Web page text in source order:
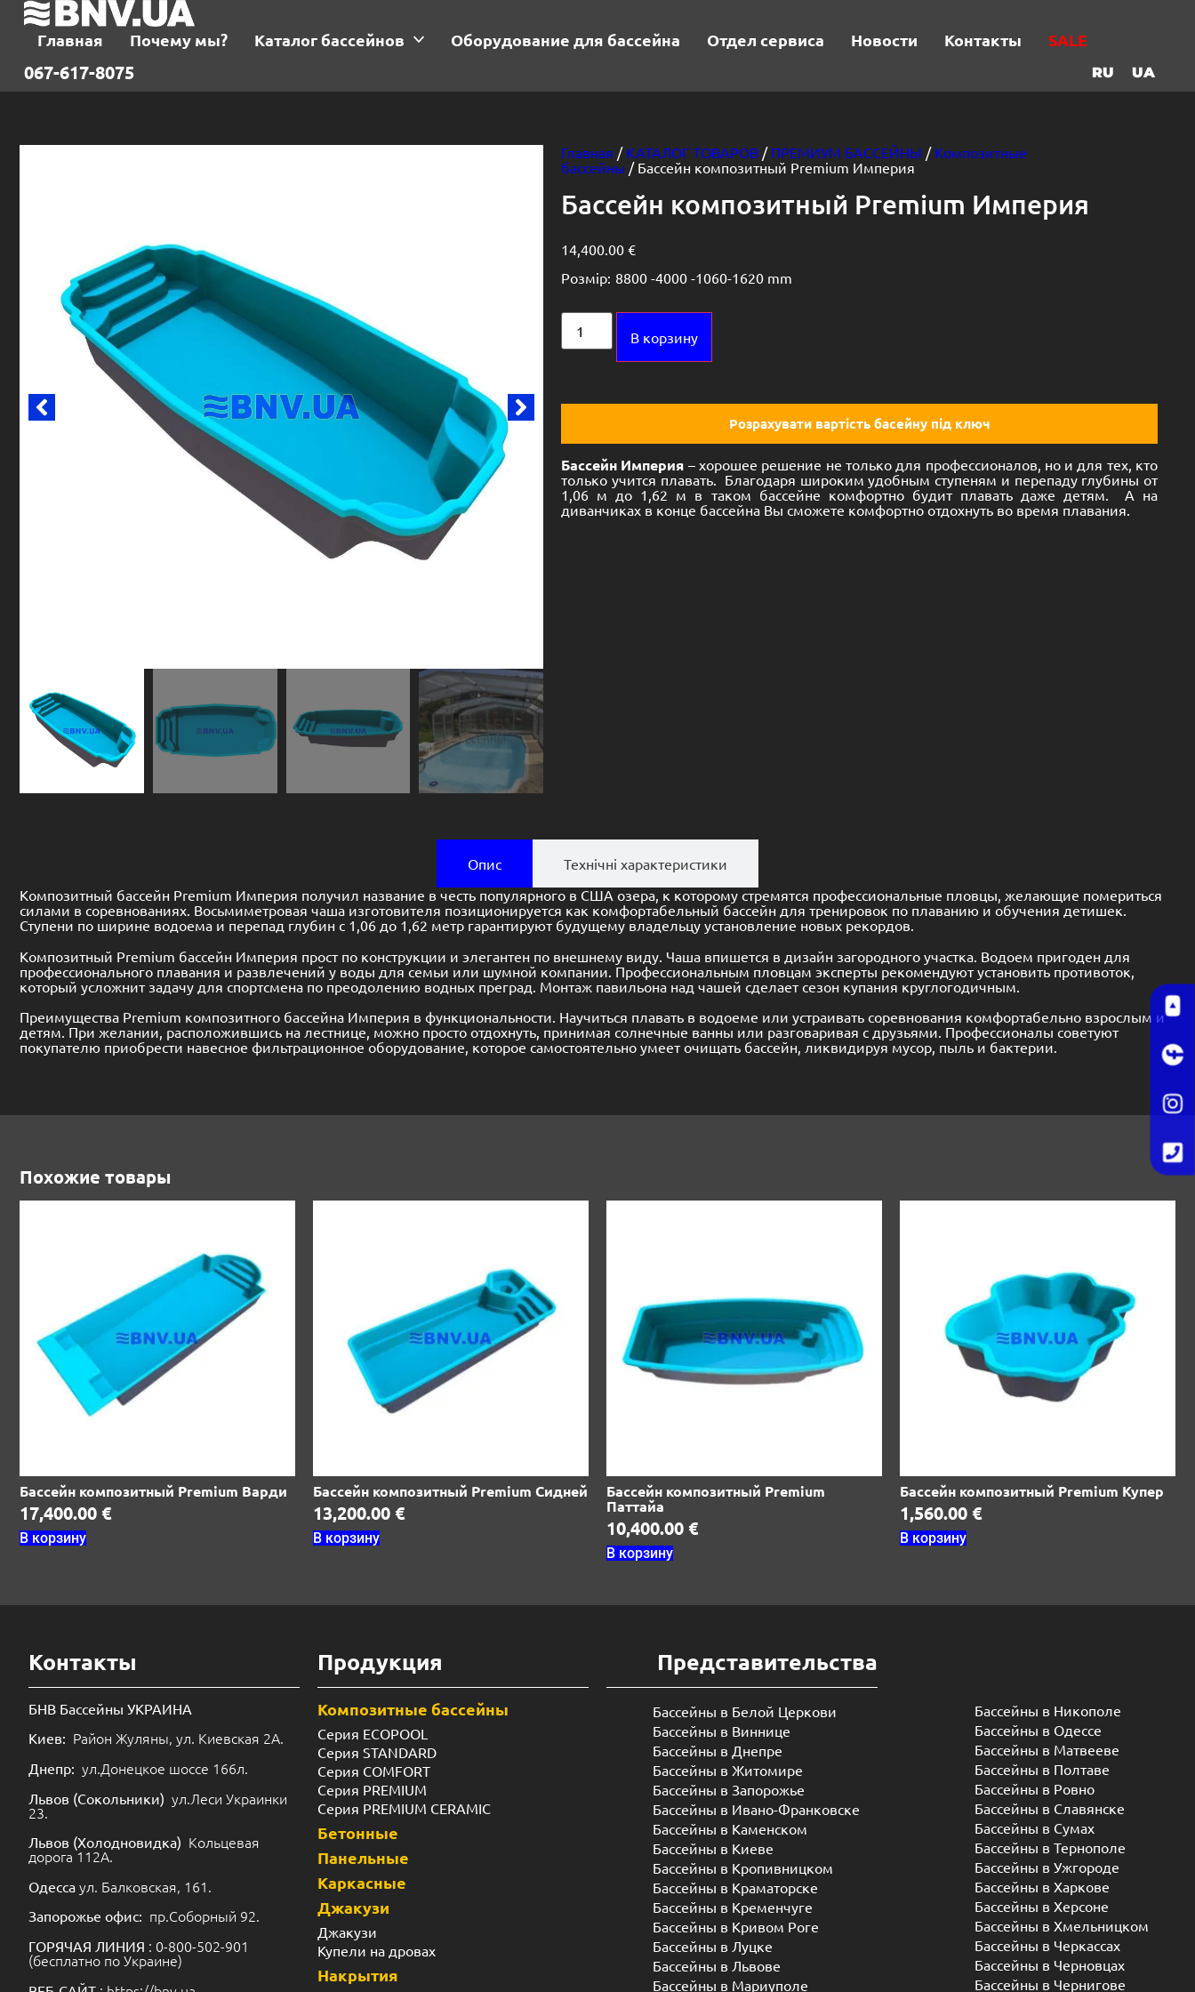
Главная Почему мы? Каталог бассейнов Оборудование для бассейна Отдел сервиса Новости Контакты SALE
067-617-8075 RU UA
Главная / КАТАЛОГ ТОВАРОВ / ПРЕМИУМ БАССЕЙНЫ / Композитные
бассейны / Бассейн композитный Premium Империя
Бассейн композитный Premium Империя
14,400.00€
Розмір: 8800 -4000 -1060-1620 mm
В корзину
Розрахувати вартість басейну під ключ
Бассейн Империя – хорошее решение не только для профессионалов, но и для тех, кто
только учится плавать. Благодаря широким удобным ступеням и перепаду глубины от
1,06 м до 1,62 м в таком бассейне комфортно будит плавать даже детям. А на
диванчиках в конце бассейна Вы сможете комфортно отдохнуть во время плавания.
Опис
Технічні характеристики
Композитный бассейн Premium Империя получил название в честь популярного в США озера, к которому стремятся профессиональные пловцы, желающие помериться
силами в соревнованиях. Восьмиметровая чаша изготовителя позиционируется как комфортабельный бассейн для тренировок по плаванию и обучения детишек.
Ступени по ширине водоема и перепад глубин с 1,06 до 1,62 метр гарантируют будущему владельцу установление новых рекордов.
Композитный Premium бассейн Империя прост по конструкции и элегантен по внешнему виду. Чаша впишется в дизайн загородного участка. Водоем пригоден для
профессионального плавания и развлечений у воды для семьи или шумной компании. Профессиональным пловцам эксперты рекомендуют установить противоток,
который усложнит задачу для спортсмена по преодолению водных преград. Монтаж павильона над чашей сделает сезон купания круглогодичным.
Преимущества Premium композитного бассейна Империя в функциональности. Научиться плавать в водоеме или устраивать соревнования комфортабельно взрослым и
детям. При желании, расположившись на лестнице, можно просто отдохнуть, принимая солнечные ванны или разговаривая с друзьями. Профессионалы советуют
покупателю приобрести навесное фильтрационное оборудование, которое самостоятельно умеет очищать бассейн, ликвидируя мусор, пыль и бактерии.
Похожие товары
Бассейн композитный Premium Варди
17,400.00 €
В корзину
Бассейн композитный Premium Сидней
13,200.00 €
В корзину
Бассейн композитный Premium
Паттайа
10,400.00 €
В корзину
Бассейн композитный Premium Купер
1,560.00 €
В корзину
Контакты
БНВ Бассейны УКРАИНА
Киев: Район Жуляны, ул. Киевская 2А.
Днепр: ул.Донецкое шоссе 166л.
Львов (Сокольники) ул.Леси Украинки
23.
Львов (Холодновидка) Кольцевая
дорога 112А.
Одесса ул. Балковская, 161.
Запорожье офис: пр.Соборный 92.
ГОРЯЧАЯ ЛИНИЯ : 0-800-502-901
(бесплатно по Украине)
Продукция
Композитные бассейны
Серия ECOPOOL
Серия STANDARD
Серия COMFORT
Серия PREMIUM
Серия PREMIUM CERAMIC
Бетонные
Панельные
Каркасные
Джакузи
Джакузи
Купели на дровах
Накрытия
Представительства
Бассейны в Белой Церкови
Бассейны в Виннице
Бассейны в Днепре
Бассейны в Житомире
Бассейны в Запорожье
Бассейны в Ивано-Франковске
Бассейны в Каменском
Бассейны в Киеве
Бассейны в Кропивницком
Бассейны в Краматорске
Бассейны в Кременчуге
Бассейны в Кривом Роге
Бассейны в Луцке
Бассейны в Львове
Бассейны в Мариуполе
Бассейны в Никополе
Бассейны в Одессе
Бассейны в Матвееве
Бассейны в Полтаве
Бассейны в Ровно
Бассейны в Славянске
Бассейны в Сумах
Бассейны в Тернополе
Бассейны в Ужгороде
Бассейны в Харкове
Бассейны в Херсоне
Бассейны в Хмельницком
Бассейны в Черкассах
Бассейны в Черновцах
Бассейны в Чернигове